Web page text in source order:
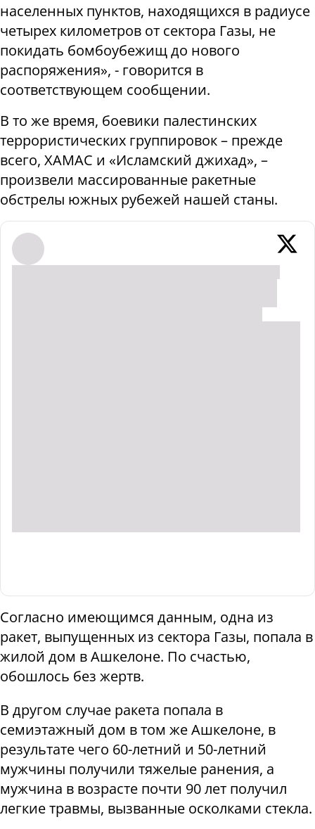
населенных пунктов, находящихся в радиусе
четырех километров от сектора Газы, не
покидать бомбоубежищ до нового
распоряжения», - говорится в
соответствующем сообщении.
В то же время, боевики палестинских
террористических группировок – прежде
всего, ХАМАС и «Исламский джихад», –
произвели массированные ракетные
обстрелы южных рубежей нашей станы.
Согласно имеющимся данным, одна из
ракет, выпущенных из сектора Газы, попала в
жилой дом в Ашкелоне. По счастью,
обошлось без жертв.
В другом случае ракета попала в
семиэтажный дом в том же Ашкелоне, в
результате чего 60-летний и 50-летний
мужчины получили тяжелые ранения, а
мужчина в возрасте почти 90 лет получил
легкие травмы, вызванные осколками стекла.